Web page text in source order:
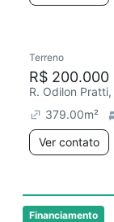
Financiamento
Terreno
R$ 200.000
R. Odilon
379.00m²
Ver contato